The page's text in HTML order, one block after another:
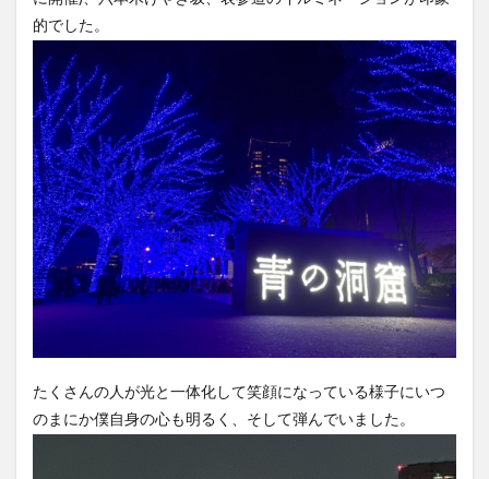
的でした。
たくさんの人が光と一体化して笑顔になっている様子にいつ
のまにか僕自身の心も明るく、そして弾んでいました。